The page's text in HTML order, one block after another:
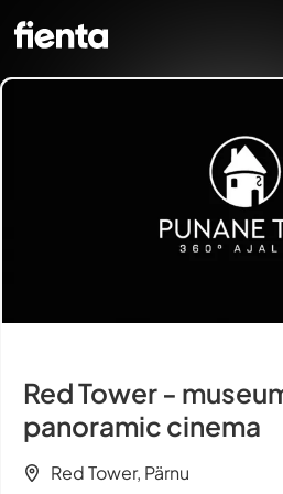
Red Tower -
panoramic cinema
Red Tower, Pärnu